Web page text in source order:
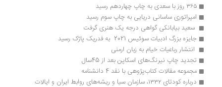
۳۶۵ روز با سعدی به چاپ چهاردهم رسید
امپراتوری ساسانی دریایی به چاپ سوم رسید
سعید بیابانکی گواهی درجه یک هنری گرفت
جایزه بزرگ ادبیات سوئیس 2021  به فدریک پاژک رسید
انتشار رباعیات خیام به زبان ارمنی
تجدید چاپ نیرنگ‌های اسکاپن بعد از 45سال
مجموعه مقالات کتاب‌پژوهی با نقد 4 دانشنامه